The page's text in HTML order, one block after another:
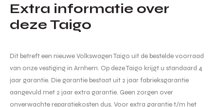
Extra informatie over
deze Taigo
Dit betreft een nieuwe Volkswagen Taigo uit de bestelde voorraad
van onze vestiging in Arnhem. Op deze Taigo krijgt u standaard 4
jaar garantie. Die garantie bestaat uit 2 jaar fabrieksgarantie
aangevuld met 2 jaar extra garantie. Geen zorgen over
onverwachte reparatiekosten dus. Voor extra garantie t/m het